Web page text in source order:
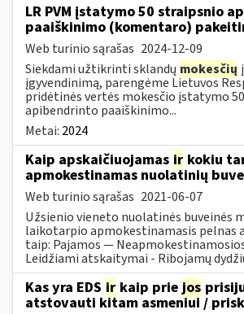
LR PVM įstatymo 50 straipsnio
paaiškinimo (komentaro)
Web turinio sąrašas 2024-12-09
Siekdami užtikrinti sklandų mokesčių
įgyvendinimą, parengėme Lietuvos
pridėtinės vertės mokesčio įstatymo
apibendrinto paaiškinimo...
Metai: 2024
Kaip apskaičiuojamas ir kokiu
apmokestinamas nuolatinių
Web turinio sąrašas 2021-06-07
Užsienio vieneto nuolatinės buveinės
laikotarpio apmokestinamasis pelnas
taip: Pajamos —
Leidžiami atskaitymai - Ribojamų
Kas yra EDS ir kaip prie jos
atstovauti kitam asmeniui /